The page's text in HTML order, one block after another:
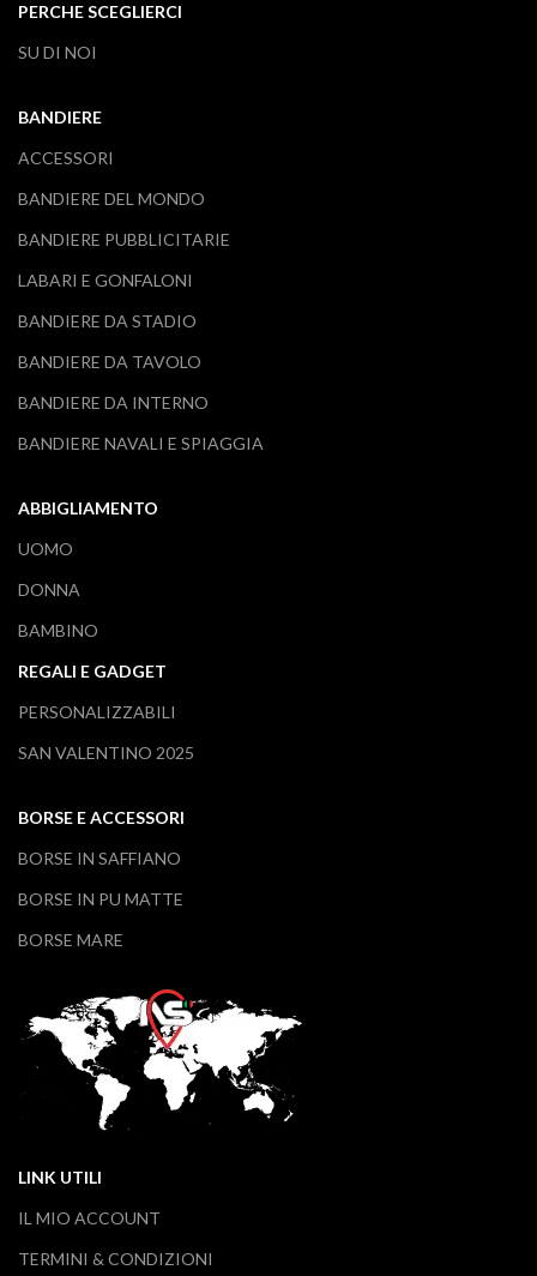
PERCHE SCEGLIERCI
SU DI NOI
BANDIERE
ACCESSORI
BANDIERE DEL MONDO
BANDIERE PUBBLICITARIE
LABARI E GONFALONI
BANDIERE DA STADIO
BANDIERE DA TAVOLO
BANDIERE DA INTERNO
BANDIERE NAVALI E SPIAGGIA
ABBIGLIAMENTO
UOMO
DONNA
BAMBINO
REGALI E GADGET
PERSONALIZZABILI
SAN VALENTINO 2025
BORSE E ACCESSORI
BORSE IN SAFFIANO
BORSE IN PU MATTE
BORSE MARE
LINK UTILI
IL MIO ACCOUNT
TERMINI & CONDIZIONI